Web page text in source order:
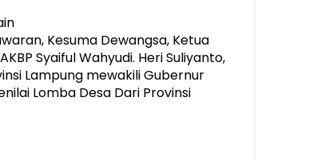
Kesuma Dewangsa, Ketua
Syaiful Wahyudi. Heri Suliyanto,
Lampung mewakili Gubernur
Lomba Desa Dari Provinsi